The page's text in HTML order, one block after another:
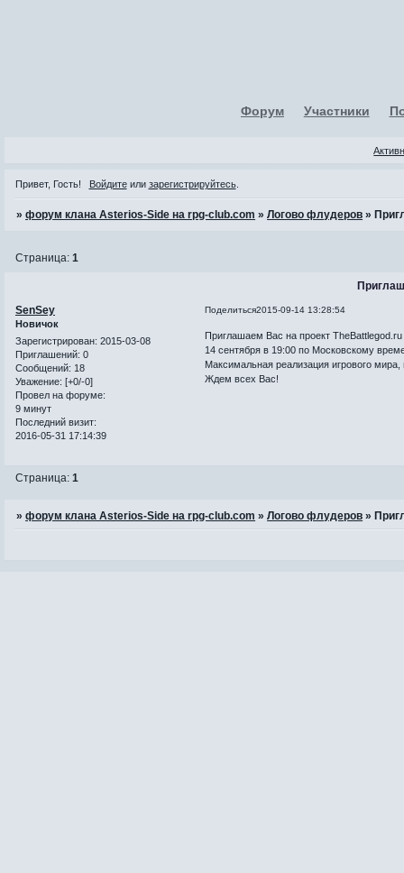
Форум Участники
Привет, Гость! Войдитеили зарегистрируйтесь.
»форум клана Asterios-Side на rpg-club.com »Логово флудеров »
Страница:1
Поделиться2015-09-14 13:28:54
SenSey
Новичок
Зарегистрирован: 2015-03-08
Приглашений: 0
Сообщений: 18
Уважение: [+0/-0]
Провел на форуме:
9 минут
Последний визит:
2016-05-31 17:14:39
Приглашаем Вас на проект TheBattlegod.ru
14 сентября в 19:00 по Московскому
Максимальная реализация игрового
Ждем всех Вас!
Страница:1
»форум клана Asterios-Side на rpg-club.com »Логово флудеров »